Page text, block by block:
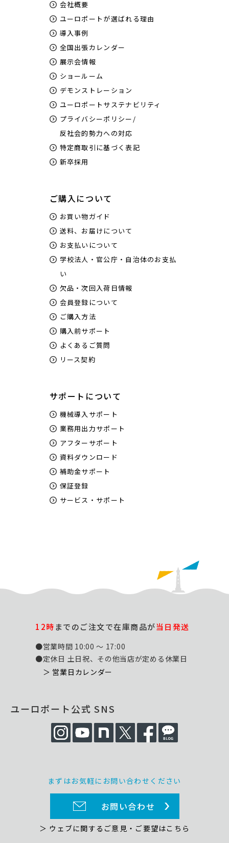
会社概要
ユーロポートが選ばれる理由
導入事例
全国出張カレンダー
展示会情報
ショールーム
デモンストレーション
ユーロポートサステナビリティ
プライバシーポリシー/
反社会的勢力への対応
特定商取引に基づく表記
新卒採用
ご購入について
お買い物ガイド
送料、お届けについて
お支払いについて
学校法人・官公庁・自治体のお支払
い
欠品・次回入荷日情報
会員登録について
ご購入方法
購入前サポート
よくあるご質問
リース契約
サポートについて
機械導入サポート
業務用出力サポート
アフターサポート
資料ダウンロード
補助金サポート
保証登録
サービス・サポート
12時までのご注文で在庫商品が当日発送
●営業時間 10:00 ～ 17:00
●定休日 土日祝、その他当店が定める休業日
＞ 営業日カレンダー
ユーロポート公式 SNS
まずはお気軽にお問い合わせください
お問い合わせ
＞ ウェブに関するご意見・ご要望はこちら